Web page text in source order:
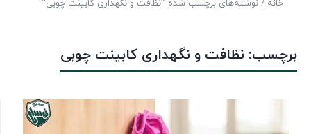
خانه / نوشته‌های برچسب شده “نظافت و نگهداری کابینت چوبی”
برچسب: نظافت و نگهداری کابینت چوبی